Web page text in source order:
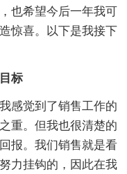
也希望今后一年我可
惊喜。以下是我接下
标
感觉到了销售工作的
重。但我也很清楚的
报。我们销售就是看
力挂钩的，因此在我